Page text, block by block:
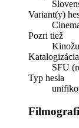
Variant(y)
Pozri tiež
Katalogizácia
SFU
Typ hesla